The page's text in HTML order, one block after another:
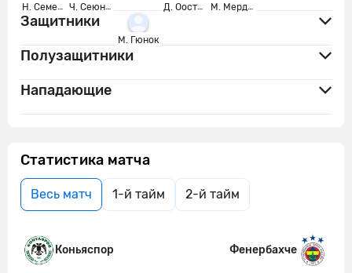
М. Гюнок
Н. Семеду Ч. Сеюнджю Д. Оостервольде М. Мерджан
Защитники
Полузащитники
Нападающие
Статистика матча
Весь матч 1-й тайм 2-й тайм
Коньяспор Фенербахче